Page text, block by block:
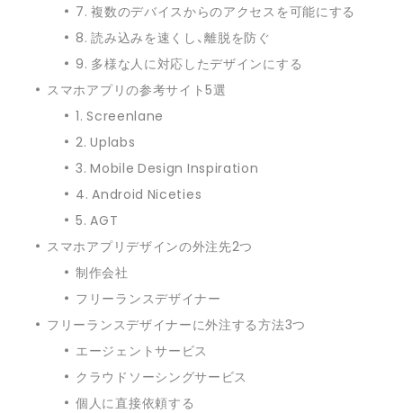
7. 複数のデバイスからのアクセスを可能にする
8. 読み込みを速くし、離脱を防ぐ
9. 多様な人に対応したデザインにする
スマホアプリの参考サイト5選
1. Screenlane
2. Uplabs
3. Mobile Design Inspiration
4. Android Niceties
5. AGT
スマホアプリデザインの外注先2つ
制作会社
フリーランスデザイナー
フリーランスデザイナーに外注する方法3つ
エージェントサービス
クラウドソーシングサービス
個人に直接依頼する